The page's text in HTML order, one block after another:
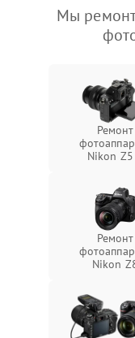
Мы
Ремонт
Nikon
Ремонт
Nikon